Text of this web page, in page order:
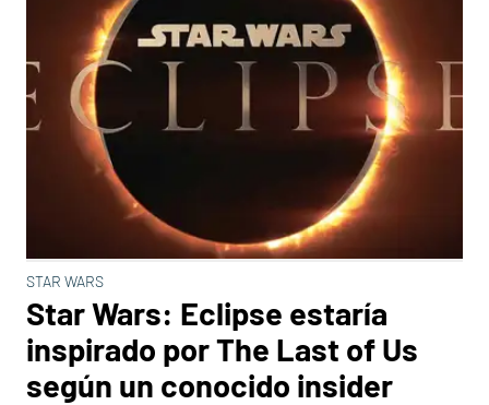
STAR WARS
Star Wars: Eclipse estaría
inspirado por The Last of Us
según un conocido insider